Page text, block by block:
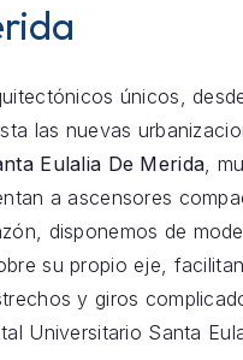
únicos,
las nuevas
Eulalia De Merida ,
a ascensores
disponemos de
su propio eje,
y giros
Universitario Santa